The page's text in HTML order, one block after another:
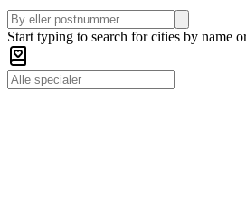
Start typing to search for cities by name